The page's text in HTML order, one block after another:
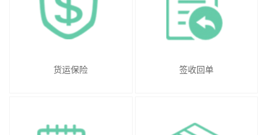
货运保险 签收回单